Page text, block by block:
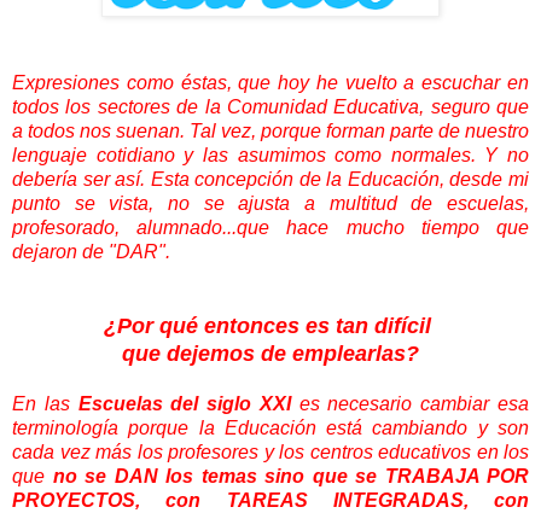
Expresiones como éstas, que hoy he vuelto a escuchar en
todos los sectores de la Comunidad Educativa, seguro que
a todos nos suenan. Tal vez, porque forman parte de nuestro
lenguaje cotidiano y las asumimos como normales. Y no
debería ser así. Esta concepción de la Educación, desde mi
punto se vista, no se ajusta a multitud de escuelas,
profesorado, alumnado...que hace mucho tiempo que
dejaron de "DAR".
¿Por qué entonces es tan difícil
que dejemos de emplearlas?
En las Escuelas del siglo XXIes necesario cambiar esa
terminología porque la Educación está cambiando y son
cada vez más los profesores y los centros educativos en los
que no se DAN los temas sino que se TRABAJA POR
PROYECTOS, con TAREAS INTEGRADAS, con